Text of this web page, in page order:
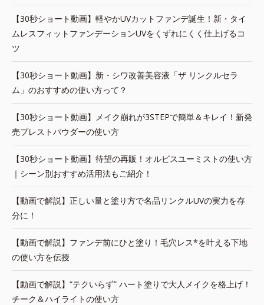
【30秒ショート動画】軽やかUVカットファンデ誕生！新・タイ
ムレスフィットファンデーションUVをくずれにくく仕上げるコ
ツ
【30秒ショート動画】新・シワ改善美容液「ザ リンクルセラ
ム」のおすすめの使い方って？
【30秒ショート動画】メイク崩れが3STEPで簡単＆キレイ！新発
売プレストパウダーの使い方
【30秒ショート動画】待望の再販！オルビスユーミストの使い方
｜シーン別おすすめ活用法もご紹介！
【動画で解説】正しい量と塗り方で名品リンクルUVの実力を存
分に！
【動画で解説】ファンデ前にひと塗り！毛穴レス*を叶える下地
の使い方を伝授
【動画で解説】“テクいらず” ハート塗りで大人メイクを格上げ！
チーク＆ハイライトの使い方